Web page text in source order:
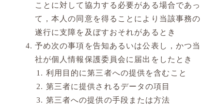
ことに対して協力する必要がある場合であっ
て，本人の同意を得ることにより当該事務の
遂行に支障を及ぼすおそれがあるとき
予め次の事項を告知あるいは公表し，かつ当
社が個人情報保護委員会に届出をしたとき
利用目的に第三者への提供を含むこと
第三者に提供されるデータの項目
第三者への提供の手段または方法